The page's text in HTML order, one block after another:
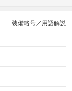
装備略号／用語解説